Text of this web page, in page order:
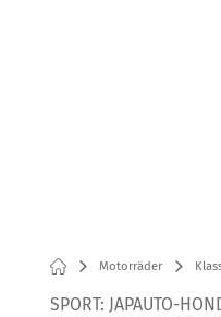
Motorräder
SPORT: JAPAUTO-